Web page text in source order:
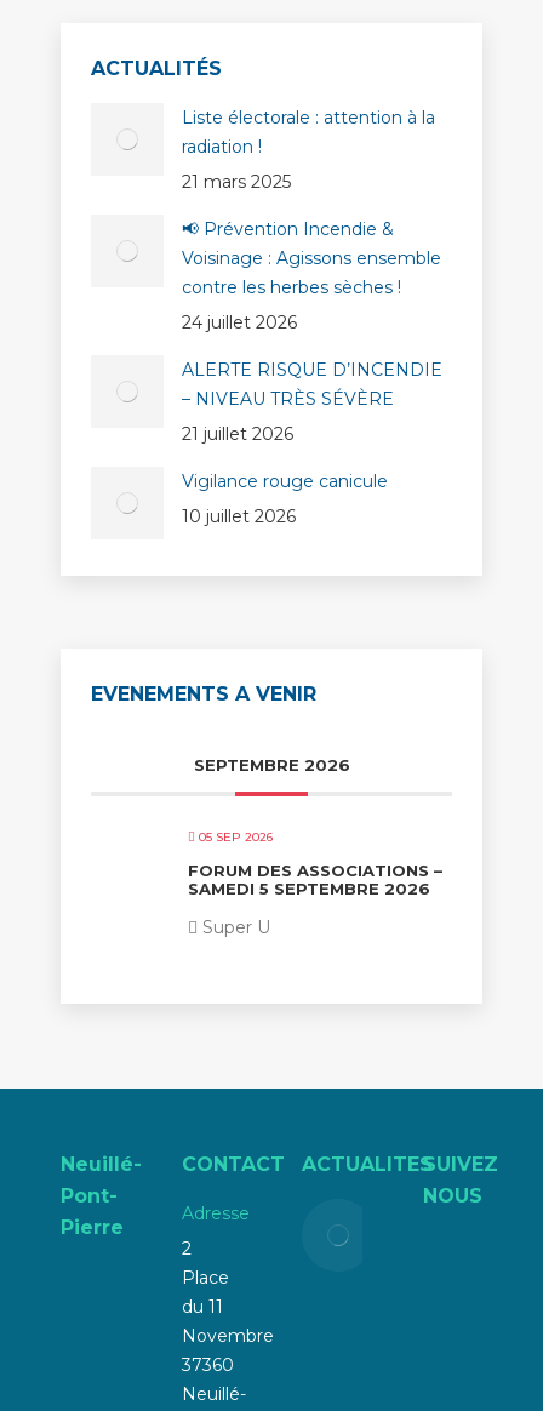
ACTUALITÉS
Liste électorale : attention à la
radiation !
21 mars 2025
📢 Prévention Incendie &
Voisinage : Agissons ensemble
contre les herbes sèches !
24 juillet 2026
ALERTE RISQUE D’INCENDIE
– NIVEAU TRÈS SÉVÈRE
21 juillet 2026
Vigilance rouge canicule
10 juillet 2026
EVENEMENTS A VENIR
SEPTEMBRE 2026
05 SEP 2026
FORUM DES ASSOCIATIONS –
SAMEDI 5 SEPTEMBRE 2026
Super U
Neuillé-
Pont-
Pierre
CONTACT
Adresse
2
Place
du 11
Novembre
37360
Neuillé-
ACTUALITESSUIVEZ
NOUS